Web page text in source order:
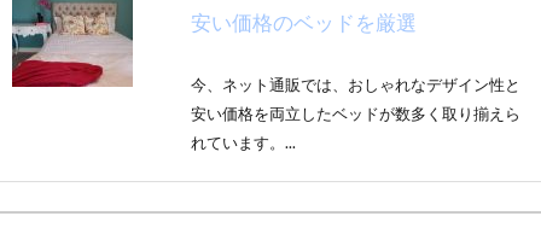
安い価格のベッドを厳選
今、ネット通販では、おしゃれなデザイン性と
安い価格を両立したベッドが数多く取り揃えら
れています。...